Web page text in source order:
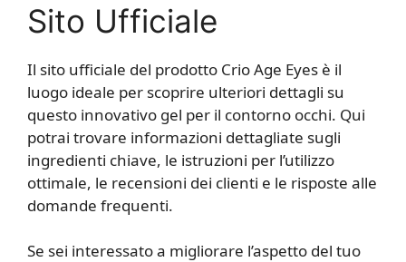
Sito Ufficiale
Il sito ufficiale del prodotto Crio Age Eyes è il
luogo ideale per scoprire ulteriori dettagli su
questo innovativo gel per il contorno occhi. Qui
potrai trovare informazioni dettagliate sugli
ingredienti chiave, le istruzioni per l’utilizzo
ottimale, le recensioni dei clienti e le risposte alle
domande frequenti.
Se sei interessato a migliorare l’aspetto del tuo